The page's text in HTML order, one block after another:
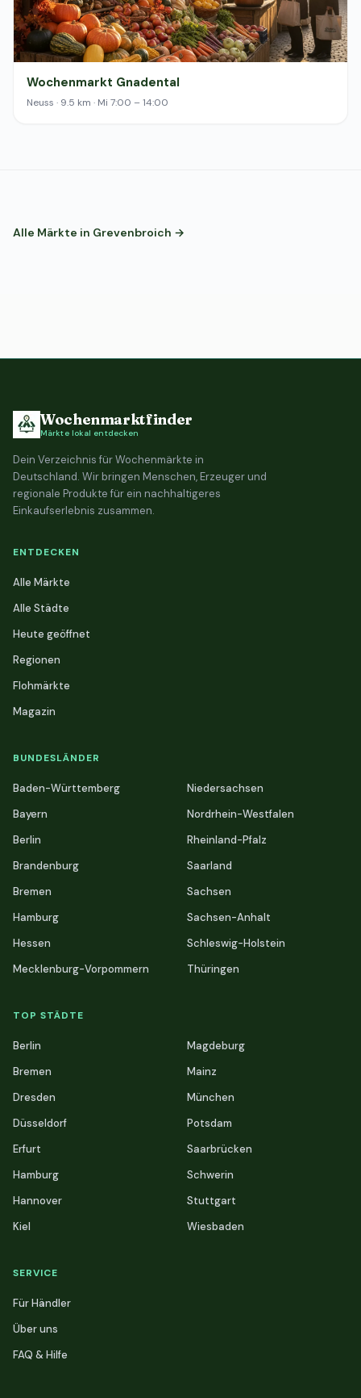
Wochenmarkt Gnadental
Neuss · 9.5 km · Mi 7:00 – 14:00
Alle Märkte in Grevenbroich →
Wochenmarktfinder
Märkte lokal entdecken
Dein Verzeichnis für Wochenmärkte in
Deutschland. Wir bringen Menschen, Erzeuger und
regionale Produkte für ein nachhaltigeres
Einkaufserlebnis zusammen.
ENTDECKEN
Alle Märkte
Alle Städte
Heute geöffnet
Regionen
Flohmärkte
Magazin
BUNDESLÄNDER
Baden-Württemberg
Bayern
Berlin
Brandenburg
Bremen
Hamburg
Hessen
Mecklenburg-Vorpommern
Niedersachsen
Nordrhein-Westfalen
Rheinland-Pfalz
Saarland
Sachsen
Sachsen-Anhalt
Schleswig-Holstein
Thüringen
TOP STÄDTE
Berlin
Bremen
Dresden
Düsseldorf
Erfurt
Hamburg
Hannover
Kiel
Magdeburg
Mainz
München
Potsdam
Saarbrücken
Schwerin
Stuttgart
Wiesbaden
SERVICE
Für Händler
Über uns
FAQ & Hilfe